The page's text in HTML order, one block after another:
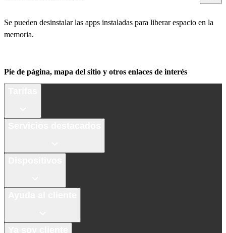
Se pueden desinstalar las apps instaladas para liberar espacio en la
memoria.
Pie de página, mapa del sitio y otros enlaces de interés